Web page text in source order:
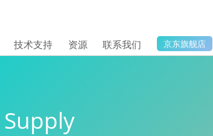
技术支持 资源 联系我们 京东旗舰店